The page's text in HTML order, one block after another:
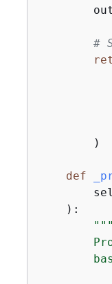
#
        )
def
):
"""